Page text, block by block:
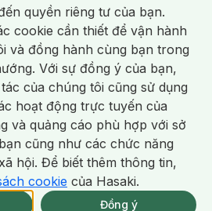
Nhanh Miễn Phí 2H Xem chi tiết
Mua online
/Mặt Nạ Xông Hơi /Nước Rửa Tay/
Đánh Răng /Bàn Chải Điện/
/Máy Tăm Nước/ Nước Súc Miệng/
/ Dung Dịch Vệ Sinh/Dưỡng Vùng Kín/
Vệ Sinh/Tampon/Bọt Cạo Râu /Dao Cạo Râu/
/ Mất Nước/ Da Lão Hóa/ Da Mụn/
Thâm / Nám / Tàn Nhang
Da Cơ Địa
Dụng Cụ / Máy Rửa Mặt Máy Chăm Sóc Da
quyền riêng tư của bạn.
cookie cần thiết để vận hành
và đồng hành cùng bạn trong
Với sự đồng ý của bạn,
của chúng tôi cũng sử dụng
hoạt động trực tuyến của
và quảng cáo phù hợp với sở
cũng như các chức năng
hội. Để biết thêm thông tin,
cookie của Hasaki.
Đồng ý